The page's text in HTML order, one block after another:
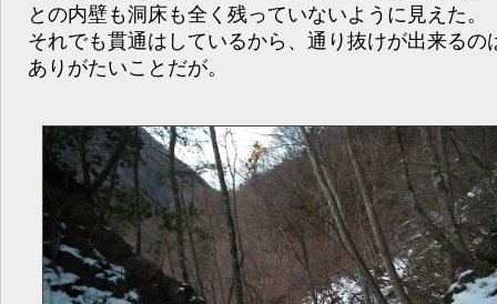
との内壁も洞床も全く残っていないように見えた。
それでも貫通はしているから、通り抜けが出来るの
ありがたいことだが。